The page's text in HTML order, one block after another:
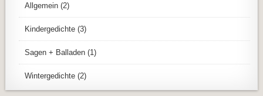
Allgemein (2)
Kindergedichte (3)
Sagen + Balladen (1)
Wintergedichte (2)